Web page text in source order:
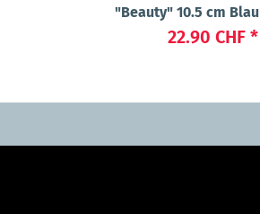
"Beauty" 10.5 cm Blau
22.90 CHF *